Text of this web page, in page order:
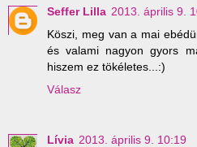
Seffer Lilla 2013. április 9.
Köszi, meg van a mai
és valami nagyon gyors
hiszem ez tökéletes...:)
Válasz
Lívia 2013. április 9. 10:19